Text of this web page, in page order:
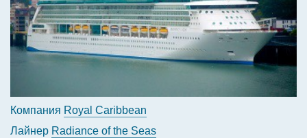
Компания Royal Caribbean
Лайнер Radiance of the Seas